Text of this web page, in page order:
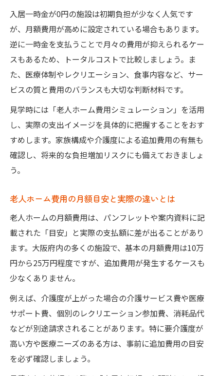
大阪で使える老人ホーム費用シミュレーシ
ョン
実際の老人ホーム費用とシミュレーション
比較
シミュレーション活用で費用不安を解消す
安心入居へ向けた老人ホーム費用の賢い見極め
老人ホーム費用を賢く見極めるための比較
術
老人ホーム費用の見極めで避けたい失敗例
見学時に確認すべき老人ホーム費用のポイ
ント
入居一時金が0円の施設は初期負担が少なく人気です
が、月額費用が高めに設定されている場合もあります。
逆に一時金を支払うことで月々の費用が抑えられるケー
スもあるため、トータルコストで比較しましょう。ま
た、医療体制やレクリエーション、食事内容など、サー
ビスの質と費用のバランスも大切な判断材料です。
見学時には「老人ホーム費用シミュレーション」を活用
し、実際の支出イメージを具体的に把握することをおす
すめします。家族構成や介護度による追加費用の有無も
確認し、将来的な負担増加リスクにも備えておきましょ
う。
老人ホーム費用の月額目安と実際の違いとは
老人ホームの月額費用は、パンフレットや案内資料に記
載された「目安」と実際の支払額に差が出ることがあり
ます。大阪府内の多くの施設で、基本の月額費用は10万
円から25万円程度ですが、追加費用が発生するケースも
少なくありません。
例えば、介護度が上がった場合の介護サービス費や医療
サポート費、個別のレクリエーション参加費、消耗品代
などが別途請求されることがあります。特に要介護度が
高い方や医療ニーズのある方は、事前に追加費用の目安
を必ず確認しましょう。